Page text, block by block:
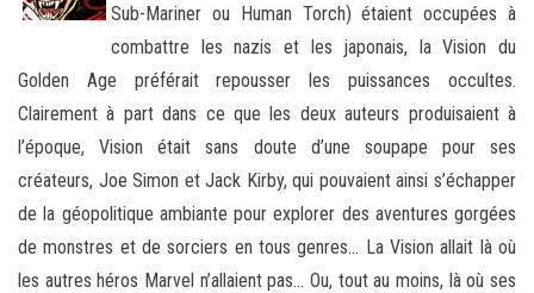
Sub-Mariner ou Human Torch) étaient occupées à
combattre les nazis et les japonais, la Vision du
Golden Age préférait repousser les puissances occultes.
Clairement à part dans ce que les deux auteurs produisaient à
l’époque, Vision était sans doute d’une soupape pour ses
créateurs, Joe Simon et Jack Kirby, qui pouvaient ainsi s’échapper
de la géopolitique ambiante pour explorer des aventures gorgées
de monstres et de sorciers en tous genres… La Vision allait là où
les autres héros Marvel n’allaient pas… Ou, tout au moins, là où ses